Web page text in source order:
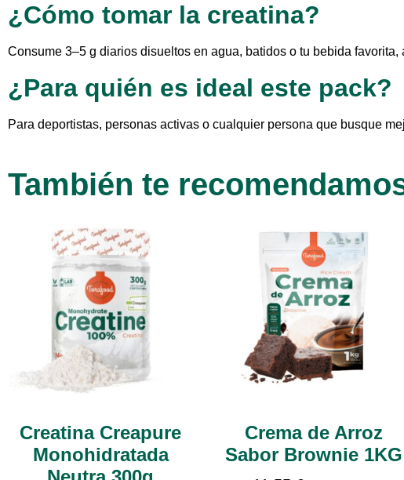
¿Cómo tomar la creatina?
Consume 3–5 g diarios disueltos en agua, batidos o tu bebida
¿Para quién es ideal este pack?
Para deportistas, personas activas o cualquier persona que busque
También te
Creatina Creapure
Monohidratada
Crema de Arroz
Sabor Brownie 1KG